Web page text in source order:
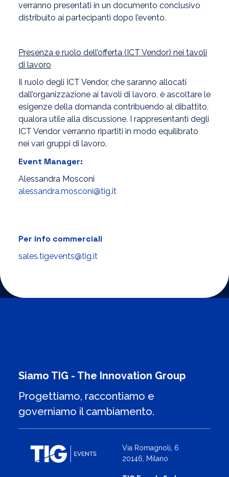
verranno presentati in un documento conclusivo
distribuito ai partecipanti dopo l’evento.
Presenza e ruolo dell’offerta (ICT Vendor) nei tavoli
di lavoro
Il ruolo degli ICT Vendor, che saranno allocati
dall’organizzazione ai tavoli di lavoro, è ascoltare le
esigenze della domanda contribuendo al dibattito,
qualora utile alla discussione. I rappresentanti degli
ICT Vendor verranno ripartiti in modo equilibrato
nei vari gruppi di lavoro.
Event Manager:
Alessandra Mosconi
alessandra.mosconi@tig.it
Per info commerciali
sales.tigevents@tig.it
Siamo TIG - The Innovation Group
Progettiamo, raccontiamo e
governiamo il cambiamento.
Via Romagnoli, 6
20146, Milano